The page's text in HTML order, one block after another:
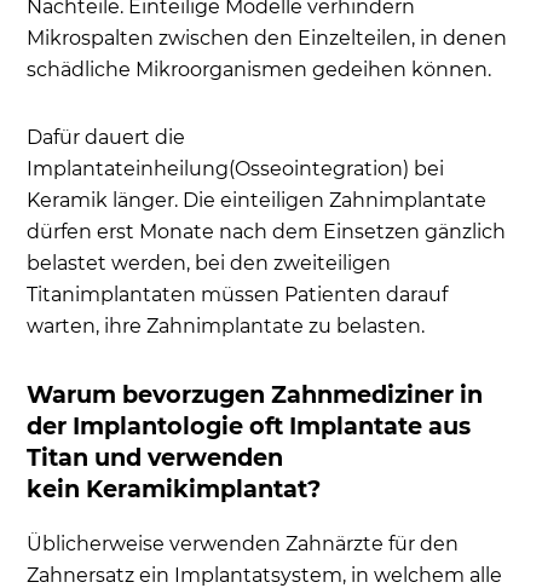
Nachteile. Einteilige Modelle verhindern
Mikrospalten zwischen den Einzelteilen, in denen
schädliche Mikroorganismen gedeihen können.
Dafür dauert die
Implantateinheilung(Osseointegration) bei
Keramik länger. Die einteiligen Zahnimplantate
dürfen erst Monate nach dem Einsetzen gänzlich
belastet werden, bei den zweiteiligen
Titanimplantaten müssen Patienten darauf
warten, ihre Zahnimplantate zu belasten.
Warum bevorzugen Zahnmediziner in
der Implantologie oft Implantate aus
Titan und verwenden
kein Keramikimplantat?
Üblicherweise verwenden Zahnärzte für den
Zahnersatz ein Implantatsystem, in welchem alle